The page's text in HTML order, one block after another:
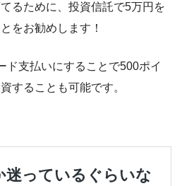
るために、投資信託で5万円を
をお勧めします！
ド支払いにすることで500ポイ
することも可能です。